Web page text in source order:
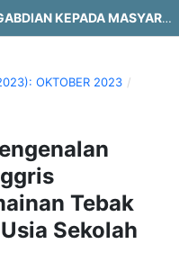
J-ABDIPAMAS (JURNAL PENGABDIAN KEPADA MASYARAKAT)
OKTOBER 2023 /
Tebak
Sekolah